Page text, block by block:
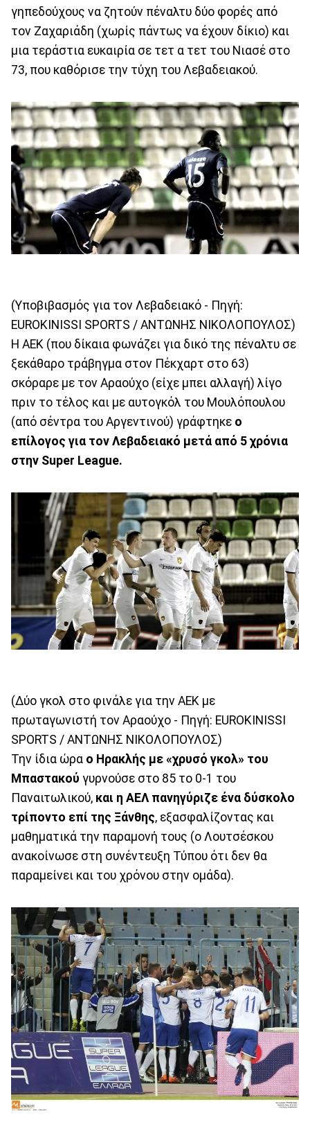
γηπεδούχους να ζητούν πέναλτυ δύο φορές από
τον Ζαχαριάδη (χωρίς πάντως να έχουν δίκιο) και
μια τεράστια ευκαιρία σε τετ α τετ του Νιασέ στο
73, που καθόρισε την τύχη του Λεβαδειακού.
(Υποβιβασμός για τον Λεβαδειακό - Πηγή:
EUROKINISSI SPORTS / ΑΝΤΩΝΗΣ ΝΙΚΟΛΟΠΟΥΛΟΣ)
Η ΑΕΚ (που δίκαια φωνάζει για δικό της πέναλτυ σε
ξεκάθαρο τράβηγμα στον Πέκχαρτ στο 63)
σκόραρε με τον Αραούχο (είχε μπει αλλαγή) λίγο
πριν το τέλος και με αυτογκόλ του Μουλόπουλου
(από σέντρα του Αργεντινού) γράφτηκε ο
επίλογος για τον Λεβαδειακό μετά από 5 χρόνια
στην Super League.
(Δύο γκολ στο φινάλε για την ΑΕΚ με
πρωταγωνιστή τον Αραούχο - Πηγή: EUROKINISSI
SPORTS / ΑΝΤΩΝΗΣ ΝΙΚΟΛΟΠΟΥΛΟΣ)
Την ίδια ώρα ο Ηρακλής με «χρυσό γκολ» του
Μπαστακού γυρνούσε στο 85 το 0-1 του
Παναιτωλικού, και η ΑΕΛ πανηγύριζε ένα δύσκολο
τρίποντο επί της Ξάνθης, εξασφαλίζοντας και
μαθηματικά την παραμονή τους (ο Λουτσέσκου
ανακοίνωσε στη συνέντευξη Τύπου ότι δεν θα
παραμείνει και του χρόνου στην ομάδα).